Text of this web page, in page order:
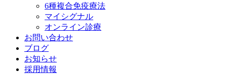
6種複合免疫療法
マイシグナル
オンライン診療
お問い合わせ
ブログ
お知らせ
採用情報